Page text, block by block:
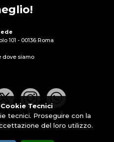
101 - 00136 Roma
dove siamo
Artisticom
Tecnici
tecnici. Proseguire con la
del loro utilizzo.